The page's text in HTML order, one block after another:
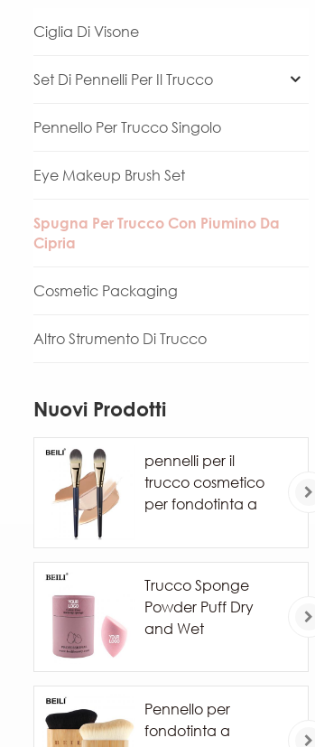
Ciglia Di Visone
Set Di Pennelli Per Il Trucco
Pennello Per Trucco Singolo
Eye Makeup Brush Set
Spugna Per Trucco Con Piumino Da
Cipria
Cosmetic Packaging
Altro Strumento Di Trucco
Nuovi Prodotti
pennelli per il
trucco cosmetico
per fondotinta a
Trucco Sponge
Powder Puff Dry
and Wet
Cosmetic Ball
Puff Bevel Cut
Make Up Sponge
Pennello per
fondotinta a